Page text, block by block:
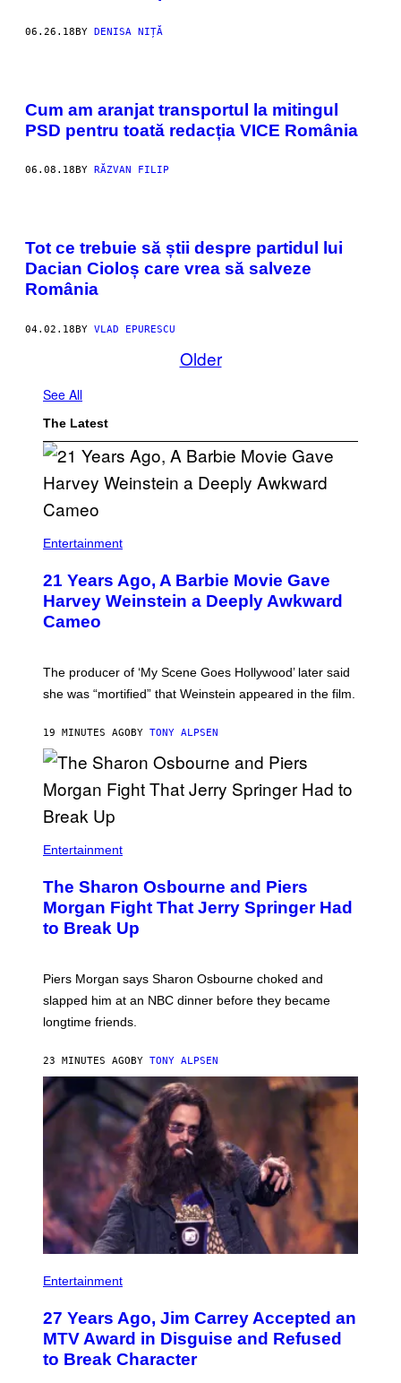
06.26.18BY DENISA NIȚĂ
Cum am aranjat transportul la mitingul
PSD pentru toată redacția VICE România
06.08.18 BY RĂZVAN FILIP
Tot ce trebuie să știi despre partidul lui
Dacian Cioloș care vrea să salveze
România
04.02.18BY VLAD EPURESCU
Older
See All
The Latest
Entertainment
21 Years Ago, A Barbie Movie Gave
Harvey Weinstein a Deeply Awkward
Cameo
The producer of ‘My Scene Goes Hollywood’ later said
she was “mortified” that Weinstein appeared in the film.
19 MINUTES AGOBY TONY ALPSEN
Entertainment
The Sharon Osbourne and Piers
Morgan Fight That Jerry Springer Had
to Break Up
Piers Morgan says Sharon Osbourne choked and
slapped him at an NBC dinner before they became
longtime friends.
23 MINUTES AGOBY TONY ALPSEN
Entertainment
27 Years Ago, Jim Carrey Accepted an
MTV Award in Disguise and Refused
to Break Character